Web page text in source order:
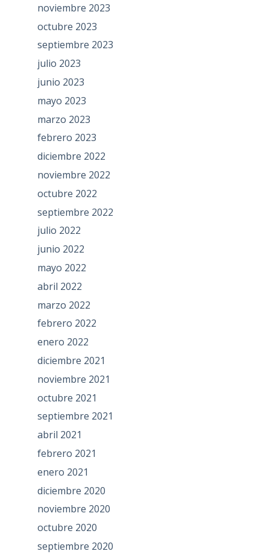
noviembre 2023
octubre 2023
septiembre 2023
julio 2023
junio 2023
mayo 2023
marzo 2023
febrero 2023
diciembre 2022
noviembre 2022
octubre 2022
septiembre 2022
julio 2022
junio 2022
mayo 2022
abril 2022
marzo 2022
febrero 2022
enero 2022
diciembre 2021
noviembre 2021
octubre 2021
septiembre 2021
abril 2021
febrero 2021
enero 2021
diciembre 2020
noviembre 2020
octubre 2020
septiembre 2020